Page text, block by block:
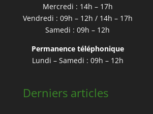
Mercredi : 14h – 17h
Vendredi : 09h – 12h / 14h – 17h
Samedi : 09h – 12h
Permanence téléphonique
Lundi – Samedi : 09h – 12h
Derniers articles